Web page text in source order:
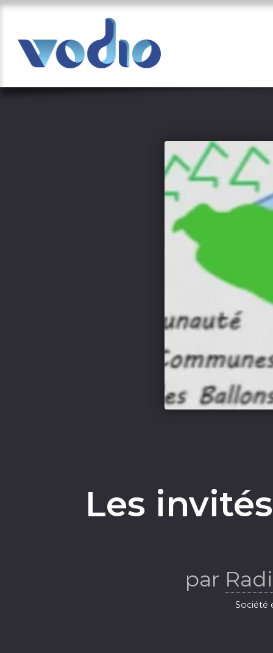
Les
par
Société